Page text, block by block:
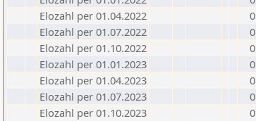
Elozahl per 01.04.2022
0
Elozahl per 01.07.2022
0
Elozahl per 01.10.2022
0
Elozahl per 01.01.2023
0
Elozahl per 01.04.2023
0
Elozahl per 01.07.2023
0
Elozahl per 01.10.2023
0